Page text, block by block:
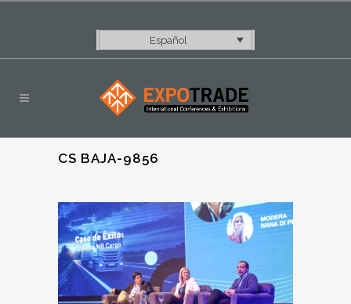
Español
CS BAJA-9856